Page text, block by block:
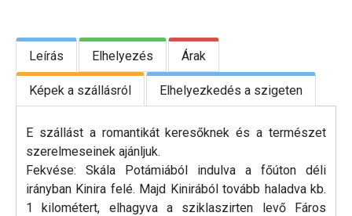
Leírás Elhelyezés Árak
Képek a szállásról Elhelyezkedés a szigeten
E szállást a romantikát keresőknek és a természet
szerelmeseinek ajánljuk.
Fekvése: Skála Potámiából indulva a főúton déli
irányban Kinira felé. Majd Kinirából tovább haladva kb.
1 kilométert, elhagyva a sziklaszirten levő Fáros